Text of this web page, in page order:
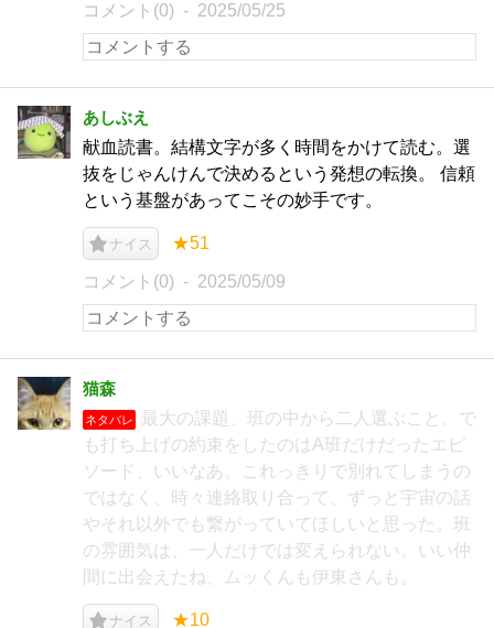
コメント(0) 2025/05/25
あしぶえ
献血読書。結構文字が多く時間をかけて読む。選
抜をじゃんけんで決めるという発想の転換。 信頼
という基盤があってこその妙手です。
ナイス ★51
コメント(0) 2025/05/09
猫森
ネタバレ
最大の課題、班の中から二人選ぶこと。で
も打ち上げの約束をしたのはA班だけだったエピ
ソード、いいなあ。これっきりで別れてしまうの
ではなく、時々連絡取り合って、ずっと宇宙の話
やそれ以外でも繋がっていてほしいと思った。班
の雰囲気は、一人だけでは変えられない。いい仲
間に出会えたね、ムッくんも伊東さんも。
ナイス ★10